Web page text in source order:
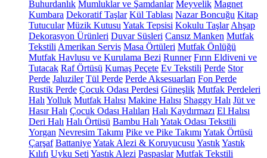
Buhurdanlık Mumluklar ve Şamdanlar Meyvelik Magnet
Kumbara Dekoratif Taşlar Kül Tablası Nazar Boncuğu Kitap
Tutucular Müzik Kutusu Yatak Tepsisi Kokulu Taşlar Ahşap
Dekorasyon Ürünleri Duvar Süsleri Cansız Manken Mutfak
Tekstili Amerikan Servis Masa Örtüleri Mutfak Önlüğü
Mutfak Havlusu ve Kurulama Bezi Runner Fırın Eldiveni ve
Tutacak Raf Örtüsü Kumaş Peçete Ev Tekstili Perde Stor
Perde Jaluziler Tül Perde Perde Aksesuarları Fon Perde
Rustik Perde Çocuk Odası Perdesi Güneşlik Mutfak Perdeleri
Halı Yolluk Mutfak Halısı Makine Halısı Shaggy Halı Jüt ve
Hasır Halı Çocuk Odası Halıları Halı Kaydırmazı El Halısı
Deri Halı Halı Örtüsü Bambu Halı Yatak Odası Tekstili
Yorgan Nevresim Takımı Pike ve Pike Takımı Yatak Örtüsü
Çarşaf BattaniyeYatak Alezi & Koruyucusu YastıkYastık
Kılıfı Uyku Seti Yastık Alezi Paspaslar Mutfak Tekstili